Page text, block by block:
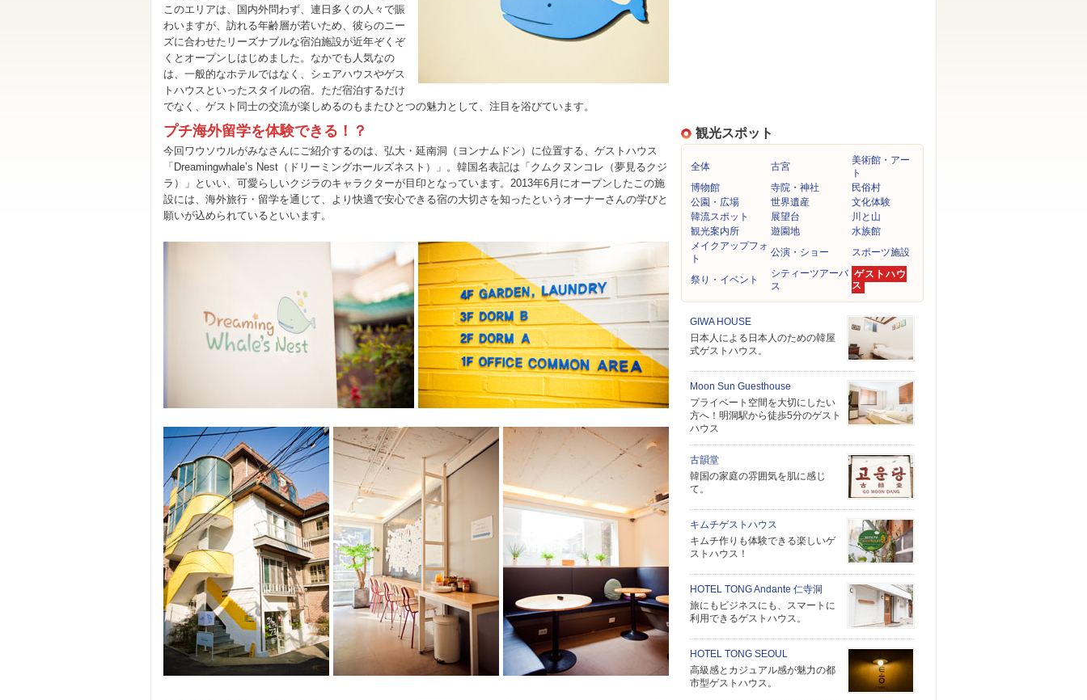
このエリアは、国内外問わず、連日多くの人々で賑
わいますが、訪れる年齢層が若いため、彼らのニー
ズに合わせたリーズナブルな宿泊施設が近年ぞくぞ
くとオープンしはじめました。なかでも人気なの
は、一般的なホテルではなく、シェアハウスやゲス
トハウスといったスタイルの宿。ただ宿泊するだけ
でなく、ゲスト同士の交流が楽しめるのもまたひとつの魅力として、注目を浴びています。
プチ海外留学を体験できる！？
今回ワウソウルがみなさんにご紹介するのは、弘大・延南洞（ヨンナムドン）に位置する、ゲストハウス
「Dreamingwhale’s Nest（ドリーミングホールズネスト）」。韓国名表記は「クムクヌンコレ（夢見るクジ
ラ）」といい、可愛らしいクジラのキャラクターが目印となっています。2013年6月にオープンしたこの施
設には、海外旅行・留学を通じて、より快適で安心できる宿の大切さを知ったというオーナーさんの学びと
願いが込められているといいます。
観光スポット
全体 古宮
美術館・アー
ト
博物館
寺院・神社
民俗村
公園・広場
世界遺産
文化体験
韓流スポット
展望台
川と山
観光案内所
遊園地
水族館
メイクアップフォ
ト
公演・ショー スポーツ施設
祭り・イベント
シティーツアーバ
ス
ゲストハウ
ス
GIWA HOUSE
日本人による日本人のための韓屋
式ゲストハウス。
Moon Sun Guesthouse
プライベート空間を大切にしたい
方へ！明洞駅から徒歩5分のゲスト
ハウス
古韻堂
韓国の家庭の雰囲気を肌に感じ
て。
キムチゲストハウス
キムチ作りも体験できる楽しいゲ
ストハウス！
HOTEL TONG Andante 仁寺洞
旅にもビジネスにも、スマートに
利用できるゲストハウス。
HOTEL TONG SEOUL
高級感とカジュアル感が魅力の都
市型ゲストハウス。